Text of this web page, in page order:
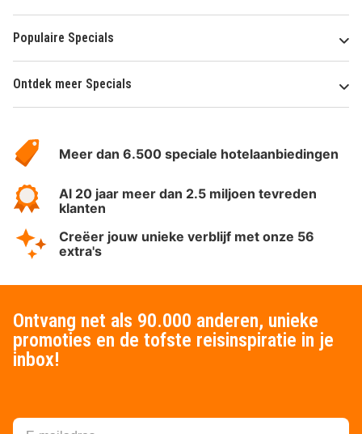
Populaire Specials
Ontdek meer Specials
HotelSpecials
Meer dan 6.500 speciale hotelaanbiedingen
Al 20 jaar meer dan 2.5 miljoen tevreden
klanten
Creëer jouw unieke verblijf met onze 56
extra's
Ontvang net als 90.000 anderen, unieke
promoties en de tofste reisinspiratie in je
inbox!